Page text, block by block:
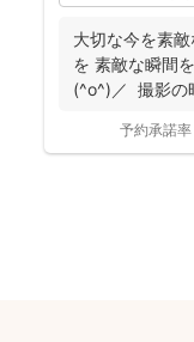
大切な今を素
を 素敵な瞬間
(^o^)／ 撮影の
予約承諾率